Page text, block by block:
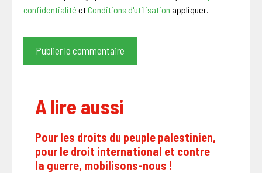
confidentialité etConditions d'utilisation appliquer.
A lire aussi
Pour les droits du peuple palestinien,
pour le droit international et contre
la guerre, mobilisons-nous !